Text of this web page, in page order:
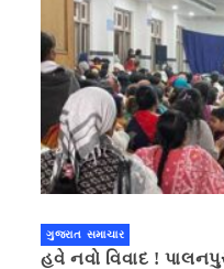
ગુજરાત સમાચાર
હવે નવો વિવાદ !